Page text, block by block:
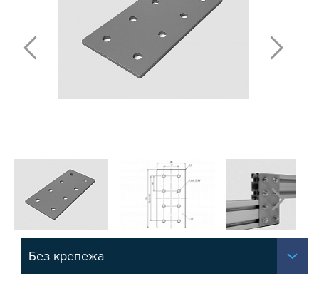
СЕРИЯ 40
СИСТЕМА ТРУБНАЯ МОДУЛЬНАЯ
СИСТЕМА ТРУБНАЯ КОНСТРУКЦИОННАЯ
ВНУТРЕННИЕ УГЛОВЫЕ СОЕДИНИТЕЛИ
АДДИТИВНЫЕ ТОВАРЫ
Без крепежа